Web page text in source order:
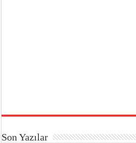
Son Yazılar